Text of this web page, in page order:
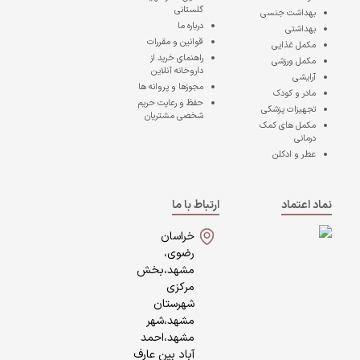
بهداشت جنسی
بهداشتی
مکمل غذایی
مکمل ورزشی
آرایشی
مادر و کودک
تجهیزات پزشکی
مکمل های کمک
درمانی
عطر و ادکلن
گلستانی
درباره ما
قوانین و مقررات
راهنمای خرید از
داروخانه آنلاین
مجوزها و پروانه ها
حفظ و رعایت حریم
شخصی مشتریان
نماد اعتماد
ارتباط با ما
خراسان
رضوی،
مشهد،بخش
مرکزی
شهرستان
مشهد،شهر
مشهد،احمد
آباد بین عارف